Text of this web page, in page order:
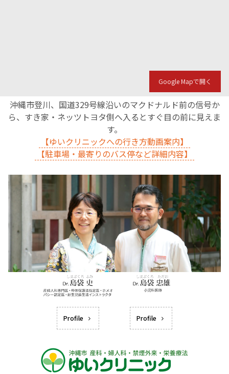
Google Mapで開く
沖縄市登川、国道329号線沿いのマクドナルド前の信号か
ら、すき家・ネッツトヨタ側へ入るとすぐ目の前に見えま
す。
【ゆいクリニックへの行き方動画案内】
【駐車場・最寄りのバス停など詳細内容】
Profile Profile